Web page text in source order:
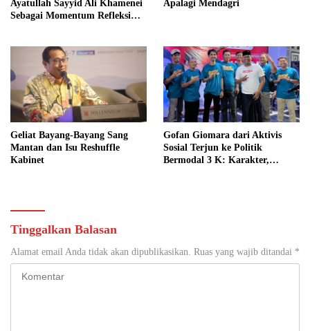
Ayatullah Sayyid Ali Khamenei
Sebagai Momentum Refleksi
bagi Indonesia
Apalagi Mendagri
Geliat Bayang-Bayang Sang
Mantan dan Isu Reshuffle
Kabinet
Gofan Giomara dari Aktivis
Sosial Terjun ke Politik
Bermodal 3 K: Karakter,
Tinggalkan Balasan
Alamat email Anda tidak akan dipublikasikan. Ruas yang wajib ditandai *